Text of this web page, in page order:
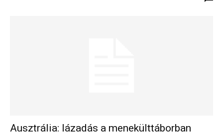
Ausztrália: lázadás a menekülttáborban